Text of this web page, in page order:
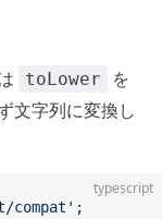
toLower
を
文字列に変換し
typescript
;